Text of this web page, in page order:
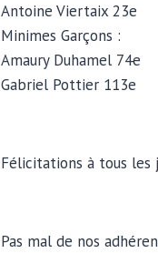
Antoine Viertaix 23e
Minimes Garçons :
Amaury Duhamel 74e
Gabriel Pottier 113e
Félicitations à tous les
Pas mal de nos